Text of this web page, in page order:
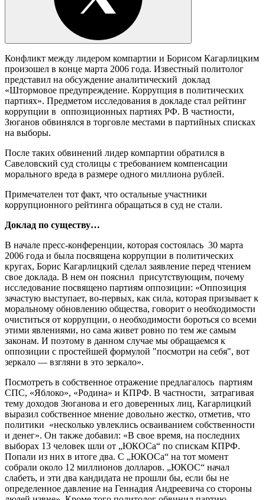
Конфликт между лидером компартии и Борисом Кагарлицким
произошел в конце марта 2006 года. Известный политолог
представил на обсуждение аналитический доклад
«Штормовое предупреждение. Коррупция в политических
партиях». Предметом исследования в докладе стал рейтинг
коррупции в оппозиционных партиях РФ. В частности,
Зюганов обвинялся в торговле местами в партийных списках
на выборы.
После таких обвинений лидер компартии обратился в
Савеловский суд столицы с требованием компенсации
морального вреда в размере одного миллиона рублей.
Примечателен тот факт, что остальные участники
коррупционного рейтинга обращаться в суд не стали.
Доклад по существу…
В начале пресс-конференции, которая состоялась 30 марта
2006 года и была посвящена коррупции в политических
кругах, Борис Кагарлицкий сделал заявление перед чтением
свое доклада. В нем он пояснил присутствующим, почему
исследование посвящено партиям оппозиции: «Оппозиция
зачастую выступает, во-первых, как сила, которая призывает к
моральному обновлению общества, говорит о необходимости
очиститься от коррупции, о необходимости бороться со всеми
этими явлениями, но сама живет ровно по тем же самым
законам. И поэтому в данном случае мы обращаемся к
оппозиции с простейшей формулой "посмотри на себя", вот
зеркало — взгляни в это зеркало».
Посмотреть в собственное отражение предлагалось партиям
СПС, «Яблоко», «Родина» и КПРФ. В частности, затрагивая
тему доходов Зюганова и его доверенных лиц, Кагарлицкий
выразил собственное мнение довольно жестко, отметив, что
политики «несколько увлеклись осваиванием собственности
и денег». Он также добавил: «В свое время, на последних
выборах 13 человек шли от „ЮКОСа“ по спискам КПРФ.
Попали из них в итоге два. С „ЮКОСа“ на тот момент
собрали около 12 миллионов долларов. „ЮКОС“ начал
слабеть, и эти два кандидата не прошли бы, если бы не
определенное давление на Геннадия Андреевича со стороны